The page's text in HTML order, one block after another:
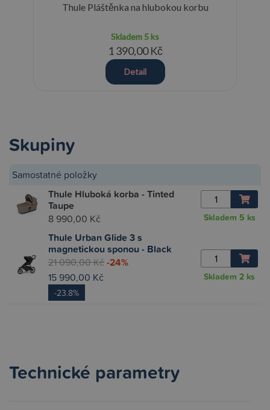
Thule Pláštěnka na hlubokou korbu
Skladem 5 ks
1 390,00 Kč
Detail
Skupiny
Samostatné položky
Thule Hluboká korba - Tinted
Taupe
8 990,00 Kč Skladem 5 ks
Thule Urban Glide 3 s
magnetickou sponou - Black
21 090,00 Kč-24%
15 990,00 Kč
-23.8%
Skladem 2 ks
Technické parametry